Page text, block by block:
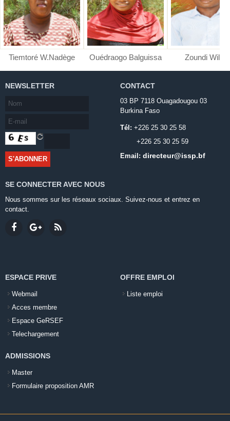
Tiemtoré W.Nadège Ouédraogo Balguissa Zoundi
NEWSLETTER CONTACT
03 BP 7118 Ouagadougou 03
Burkina Faso
Tél: +226 25 30 25 58
+226 25 30 25 59
Email: directeur@issp.bf
SE CONNECTER AVEC NOUS
Nous sommes sur les réseaux sociaux. Suivez-nous et entrez en
contact.
ESPACE PRIVE
Webmail
Acces membre
Espace GeRSEF
Telechargement
OFFRE EMPLOI
Liste emploi
ADMISSIONS
Master
Formulaire proposition AMR